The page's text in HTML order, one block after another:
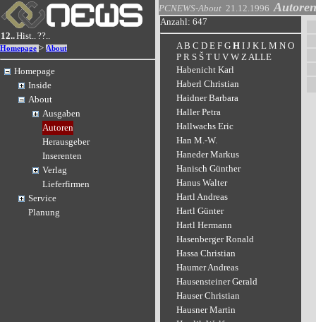
12..Hist..??..
Homepage > About
Homepage
Inside
About
Ausgaben
Autoren
Herausgeber
Inserenten
Verlag
Lieferfirmen
Service
Planung
PCNEWS-About 21.12.1996 Autoren
Anzahl: 647
A B C D E F G H I J K L M N O
P R S Š T U V W ZALLE
Habenicht Karl
Haberl Christian
Haidner Barbara
Haller Petra
Hallwachs Eric
Han M.-W.
Haneder Markus
Hanisch Günther
Hanus Walter
Hartl Andreas
Hartl Günter
Hartl Hermann
Hasenberger Ronald
Hassa Christian
Haumer Andreas
Hausensteiner Gerald
Hauser Christian
Hausner Martin